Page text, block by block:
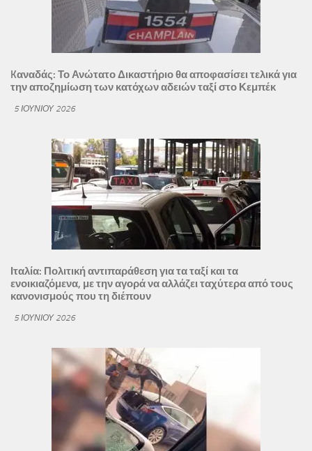
Kαναδάς: Το Ανώτατο Δικαστήριο θα αποφασίσει τελικά για
την αποζημίωση των κατόχων αδειών ταξί στο Κεμπέκ
5 ΙΟΥΝΊΟΥ 2026
Ιταλία: Πολιτική αντιπαράθεση για τα ταξί και τα
ενοικιαζόμενα, με την αγορά να αλλάζει ταχύτερα από τους
κανονισμούς που τη διέπουν
5 ΙΟΥΝΊΟΥ 2026